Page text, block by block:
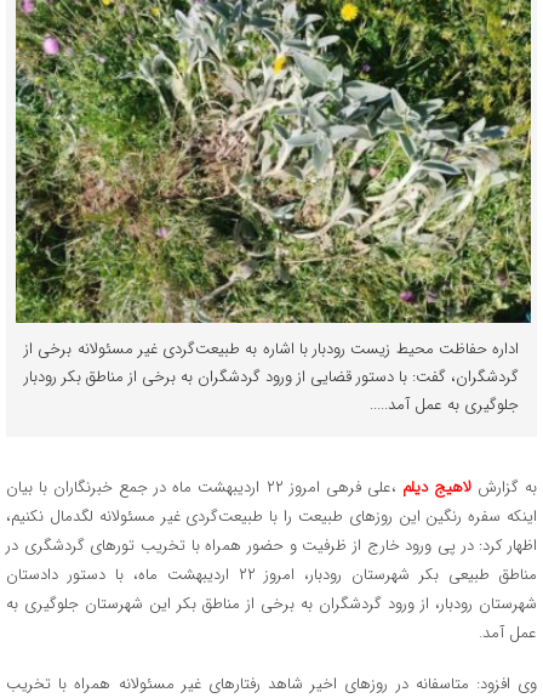
اداره حفاظت محیط زیست رودبار با اشاره به طبیعت‌گردی غیر مسئولانه برخی از
گردشگران، گفت: با دستور قضایی از ورود گردشگران به برخی از مناطق بکر رودبار
جلوگیری به عمل آمد.....
به گزارشلاهیج دیلم
،علی فرهی امروز ۲۲ اردیبهشت ماه در جمع خبرنگاران با بیان
اینکه سفره رنگین این روزهای طبیعت را با طبیعت‌گردی غیر مسئولانه لگدمال نکنیم،
اظهار کرد: در پی ورود خارج از ظرفیت و حضور همراه با تخریب تورهای گردشگری در
مناطق طبیعی بکر شهرستان رودبار، امروز ۲۲ اردیبهشت ماه، با دستور دادستان
شهرستان رودبار، از ورود گردشگران به برخی از مناطق بکر این شهرستان جلوگیری به
عمل آمد.
وی افزود: متاسفانه در روزهای اخیر شاهد رفتارهای غیر مسئولانه همراه با تخریب